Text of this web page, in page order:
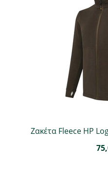
Ζακέτα Fleece HP